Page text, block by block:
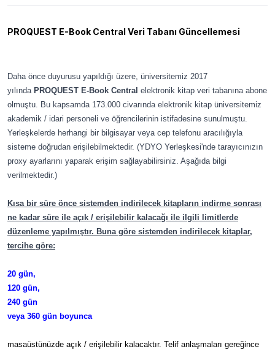
PROQUEST E-Book Central Veri Tabanı Güncellemesi
Daha önce duyurusu yapıldığı üzere, üniversitemiz 2017
yılında PROQUEST E-Book Central elektronik kitap veri tabanına abone
olmuştu. Bu kapsamda 173.000 civarında elektronik kitap üniversitemiz
akademik / idari personeli ve öğrencilerinin istifadesine sunulmuştu.
Yerleşkelerde herhangi bir bilgisayar veya cep telefonu aracılığıyla
sisteme doğrudan erişilebilmektedir. (YDYO Yerleşkesi'nde tarayıcınızın
proxy ayarlarını yaparak erişim sağlayabilirsiniz. Aşağıda bilgi
verilmektedir.)
Kısa bir süre önce sistemden indirilecek kitapların indirme sonrası
ne kadar süre ile açık / erişilebilir kalacağı ile ilgili limitlerde
düzenleme yapılmıştır. Buna göre sistemden indirilecek kitaplar,
tercihe göre:
20 gün,
120 gün,
240 gün
veya 360 gün boyunca
masaüstünüzde açık / erişilebilir kalacaktır. Telif anlaşmaları gereğince